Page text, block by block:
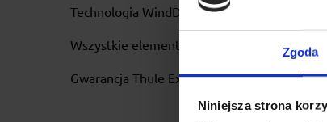
Zgoda
Niniejsza strona
Technologia WindDiffuser, która zmienia
Wszystkie elementy objęte gwarancją
Gwarancja Thule Extended Warranty - 5 lat